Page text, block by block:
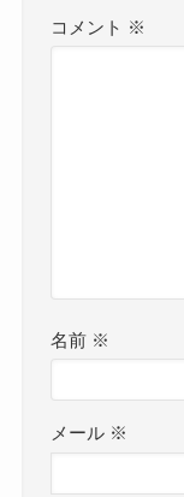
コメント ※
名前 ※
メール ※